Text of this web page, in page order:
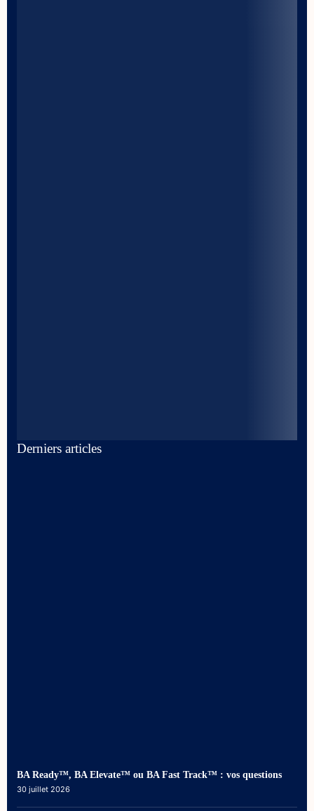
Derniers articles
BA Ready™, BA Elevate™ ou BA Fast Track™ : vos questions
30 juillet 2026